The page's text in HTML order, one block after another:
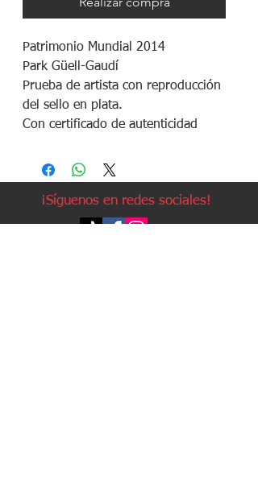
Patrimonio Mundial 2014
Park Güell-Gaudí
Prueba de artista con reproducción
del sello en plata.
Con certificado de autenticidad
¡Síguenos en redes sociales!